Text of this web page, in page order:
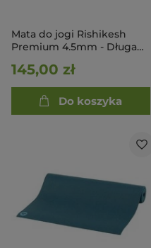
Mata do jogi Rishikesh
Premium 4.5mm - Długa
145,00 zł
Do koszyka